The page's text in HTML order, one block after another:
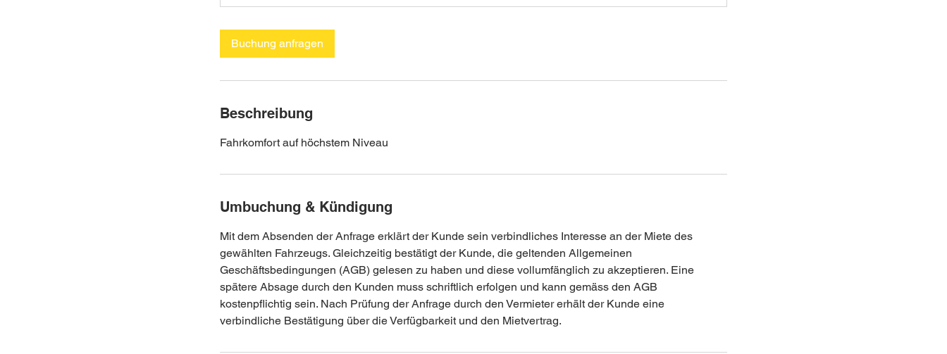
.
Buchung anfragen
Beschreibung
Fahrkomfort auf höchstem Niveau
Umbuchung & Kündigung
Mit dem Absenden der Anfrage erklärt der Kunde sein verbindliches Interesse an der Miete des
gewählten Fahrzeugs. Gleichzeitig bestätigt der Kunde, die geltenden Allgemeinen
Geschäftsbedingungen (AGB) gelesen zu haben und diese vollumfänglich zu akzeptieren. Eine
spätere Absage durch den Kunden muss schriftlich erfolgen und kann gemäss den AGB
kostenpflichtig sein. Nach Prüfung der Anfrage durch den Vermieter erhält der Kunde eine
verbindliche Bestätigung über die Verfügbarkeit und den Mietvertrag.